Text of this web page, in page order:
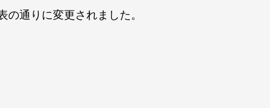
の通りに変更されました。